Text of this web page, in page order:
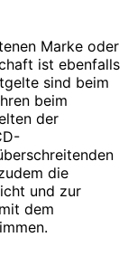
Marke oder
ist ebenfalls
sind beim
beim
der
die
und zur
dem